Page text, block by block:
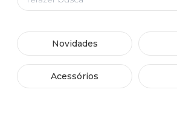
Novidades
Acessórios